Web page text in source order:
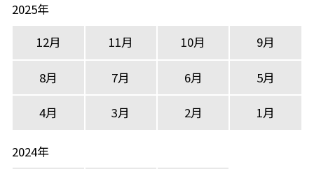
2025年
12月
11月 10月 9月
8月 7月 6月 5月
4月 3月 2月 1月
2024年